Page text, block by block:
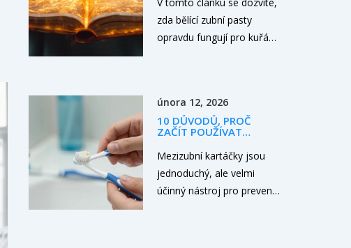
zda bělící zubní pasty
opravdu fungují pro kuřáky
tipy na přirozené metody
bělení zubů a radu, jak
zubů. Věnujeme se také
otázkám bezpečného
používání těchto produktů,
února 12, 2026
10 DŮVODŮ, PROČ
ZAČÍT POUŽÍVAT
Mezizubní kartáčky jsou
jednoduchý, ale velmi
účinný nástroj pro prevenci